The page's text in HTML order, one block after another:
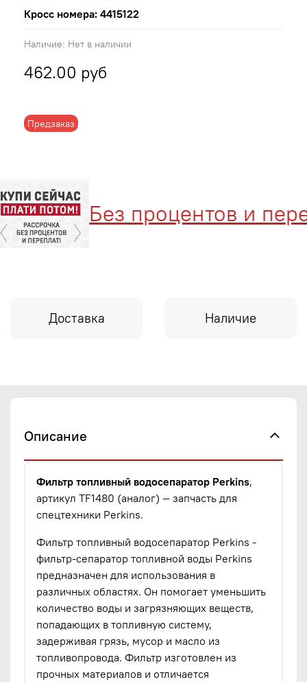
Наличие: Нет в наличии
Предзаказ
462.00 руб
Кросс номера: 4415122
Без процентов и
Доставка Наличие
Описание
Фильтр топливный водосепаратор Perkins,
артикул TF1480 (аналог) — запчасть для
спецтехники Perkins.
Фильтр топливный водосепаратор Perkins -
фильтр-сепаратор топливной воды Perkins
предназначен для использования в
различных областях. Он помогает уменьшить
количество воды и загрязняющих веществ,
попадающих в топливную систему,
задерживая грязь, мусор и масло из
топливопровода. Фильтр изготовлен из
прочных материалов и отличается